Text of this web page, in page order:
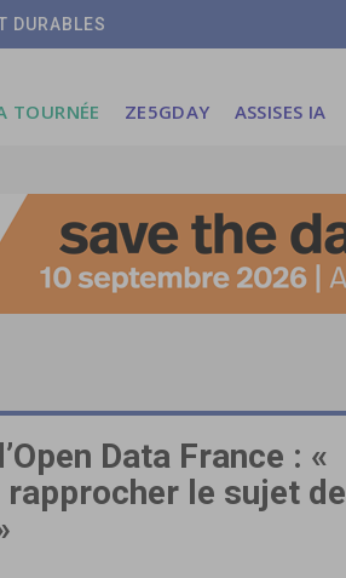
DURABLES
TOURNÉE ZE5GDAY ASSISES IA
Data France : «
le sujet de